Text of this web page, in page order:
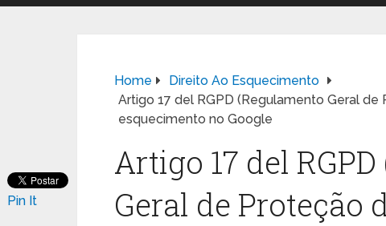
Home
Direito Ao Esquecimento
Artigo 17 del RGPD (Regulamento Geral
esquecimento no Google
Artigo 17 del
Geral de Proteção
Pin It